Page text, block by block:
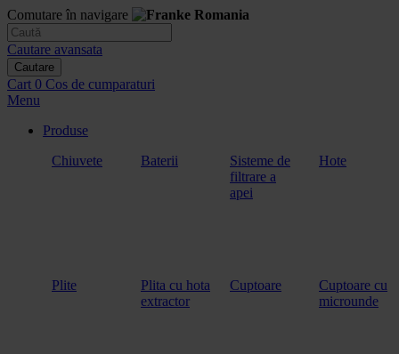
Comutare în navigare
Cautare avansata
Cautare
Cart 0 Cos de cumparaturi
Menu
Produse
Chiuvete
Baterii
Sisteme de
filtrare a
apei
Hote
Plite
Plita cu hota
extractor
Cuptoare
Cuptoare cu
microunde